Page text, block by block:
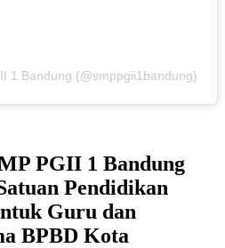
1 Bandung (@smppgii1bandung)
PGII 1 Bandung
Pendidikan
Guru dan
BPBD Kota